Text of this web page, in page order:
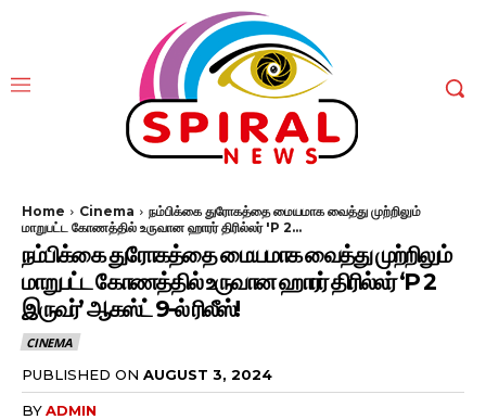
Home Cinema
நம்பிக்கை துரோகத்தை மையமாக வைத்து முற்றிலும்
மாறுபட்ட கோணத்தில் உருவான ஹாரர் திரில்லர் 'P 2...
நம்பிக்கை துரோகத்தை மையமாக வைத்து முற்றிலும்
மாறுபட்ட கோணத்தில் உருவான ஹாரர் திரில்லர் ‘P 2
இருவர்’ ஆகஸ்ட் 9-ல் ரிலீஸ்!
CINEMA
PUBLISHED ON AUGUST 3, 2024
BYADMIN